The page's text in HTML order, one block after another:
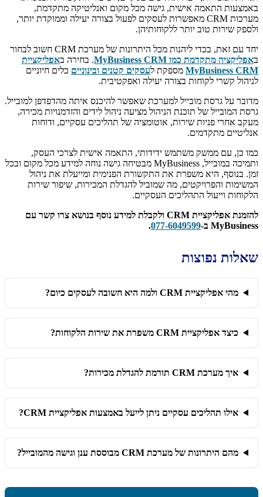
באמצעות התאמה אישית, גישה מכל מקום ואנליטיקה מתקדמת,
מערכות CRM מאפשרות לעסקים לפעול בצורה יעילה וממוקדת יותר,
ולספק שירות טוב יותר ללקוחותיהן.
יחד עם זאת, בכדי ליהנות מכל היתרונות של מערכת CRM חשוב לבחור
באפליקציה מתקדמת כמו MyBusiness CRM . בחירה באפליקציית
MyBusiness CRM מספקת לעסקים קטנים ובינוניים כלים חיוניים
לניהול קשרי לקוחות בצורה יעילה ואפקטיבית.
מדובר על גרסת מובייל למערכת שאפשר להיכנס איתה מהדפדפן למובייל.
גרסת המובייל של תוכנת הניהול מציעה ניהול לידים והזדמנויות מכירה,
מעקב אחרי פניות שירות, אוטומציה של תהליכים עסקיים, ודוחות
אנליטיים מתקדמים.
כמו כן, עם ממשק משתמש ידידותי, התאמה אישית לצרכי העסק,
ותמיכה במובייל, MyBusiness מבטיחה גישה נוחה למידע מכל מקום ובכל
זמן. בנוסף, היא משפרת את התקשורת הפנימית ומייעלת את ניהול
המשימות והפרויקטים, מה שמוביל להגדלת המכירות, שיפור שירות
הלקוחות וייעול התהליכים העסקיים.
להזמנת אפליקציית CRM ולקבלת למידע נוסף בנושא צרו קשר עם
MyBusiness ב-
077-6049599
.
שאלות נפוצות
מהי אפליקציית CRM ולמה היא חשובה לעסקים כיום?
כיצד אפליקציית CRM משפרת את שירות הלקוחות?
איך מערכת CRM תורמת להגדלת מכירות?
אילו תהליכים עסקיים ניתן לייעל באמצעות אפליקציית CRM?
מהם היתרונות של מערכת CRM מבוססת ענן וגישה מהמובייל?